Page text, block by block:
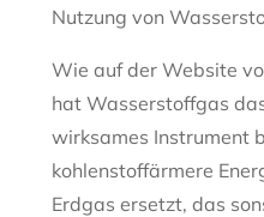
Nutzung von
Wie auf der Website
hat Wasserstoffgas
wirksames Instrument
kohlenstoffärmere
Erdgas ersetzt, das